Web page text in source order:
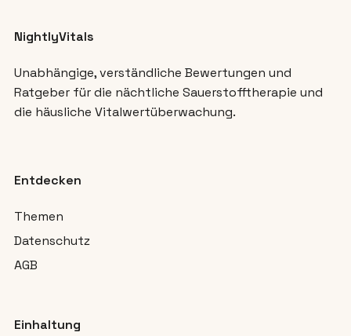
NightlyVitals
Unabhängige, verständliche Bewertungen und
Ratgeber für die nächtliche Sauerstofftherapie und
die häusliche Vitalwertüberwachung.
Entdecken
Themen
Datenschutz
AGB
Einhaltung